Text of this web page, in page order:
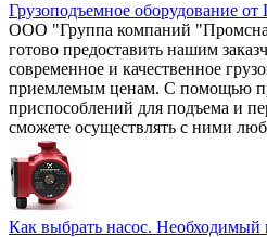
Грузоподъемное оборудование
ООО "Группа компаний
готово предоставить нашим
современное и качественное
приемлемым ценам. С помощью
приспособлений для подъема и
сможете осуществлять с ними
Как выбрать насос.